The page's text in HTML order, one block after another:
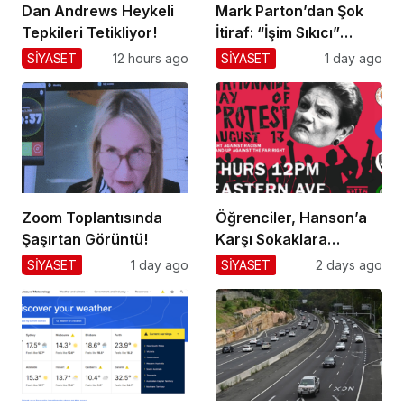
Dan Andrews Heykeli
Tepkileri Tetikliyor!
SİYASET 12 hours ago
Mark Parton’dan Şok
İtiraf: “İşim Sıkıcı”
Mesajı!
SİYASET 1 day ago
Zoom Toplantısında
Şaşırtan Görüntü!
SİYASET 1 day ago
Öğrenciler, Hanson’a
Karşı Sokaklara
Dökülüyor!
SİYASET 2 days ago